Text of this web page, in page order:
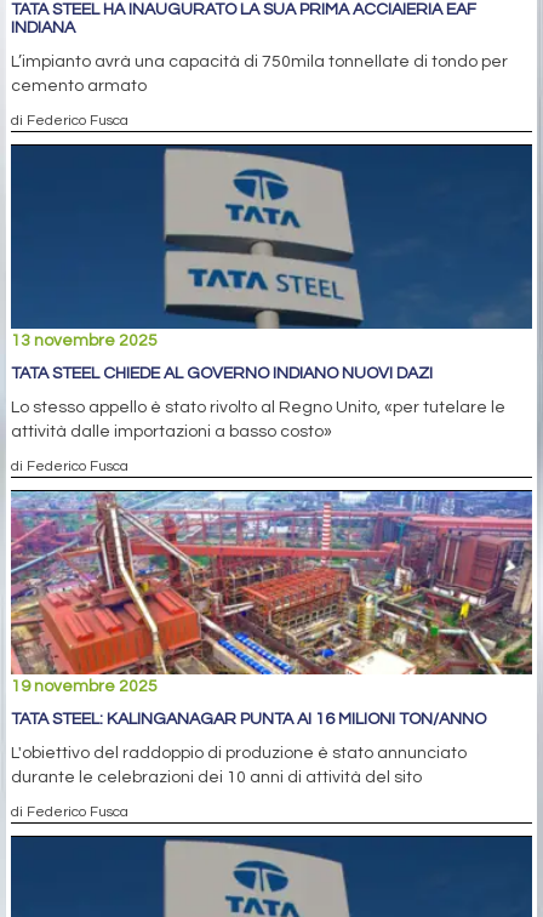
TATA STEEL HA INAUGURATO LA SUA PRIMA ACCIAIERIA EAF
INDIANA
L’impianto avrà una capacità di 750mila tonnellate di tondo per
cemento armato
di Federico Fusca
13 novembre 2025
TATA STEEL CHIEDE AL GOVERNO INDIANO NUOVI DAZI
Lo stesso appello è stato rivolto al Regno Unito, «per tutelare le
attività dalle importazioni a basso costo»
di Federico Fusca
19 novembre 2025
TATA STEEL: KALINGANAGAR PUNTA AI 16 MILIONI TON/ANNO
L'obiettivo del raddoppio di produzione è stato annunciato
durante le celebrazioni dei 10 anni di attività del sito
di Federico Fusca